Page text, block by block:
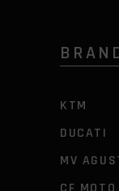
KTM
DUCATI
MV